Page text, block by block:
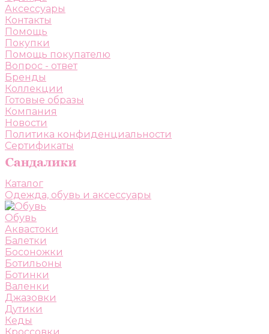
Аксессуары
Контакты
Помощь
Покупки
Помощь покупателю
Вопрос - ответ
Бренды
Коллекции
Готовые образы
Компания
Новости
Политика конфиденциальности
Сертификаты
Каталог
Одежда, обувь и аксессуары
Обувь
Аквастоки
Балетки
Босоножки
Ботильоны
Ботинки
Валенки
Джазовки
Дутики
Кеды